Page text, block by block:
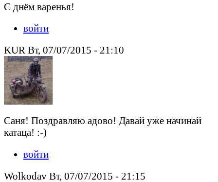
С днём варенья!
войти
KUR Вт, 07/07/2015 - 21:10
Саня! Поздравляю адово! Давай уже начинай
катаца! :-)
войти
Wolkodav Вт, 07/07/2015 - 21:15